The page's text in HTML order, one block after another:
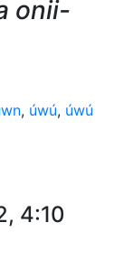
onii-
, úwú, úwú
4:10